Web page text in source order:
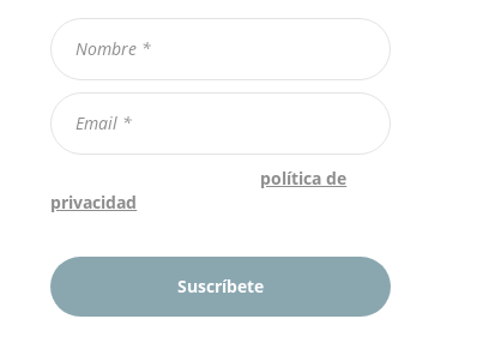
política de
privacidad